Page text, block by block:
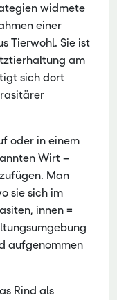
widmete
einer
Tierwohl. Sie ist
am
sich dort
oder in einem
Wirt –
Man
sie sich im
innen =
aufgenommen
Rind als